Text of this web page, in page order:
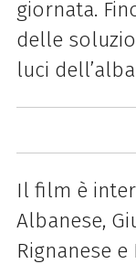
giornata.
delle
luci
Il film è
Albanese,
Rignanese